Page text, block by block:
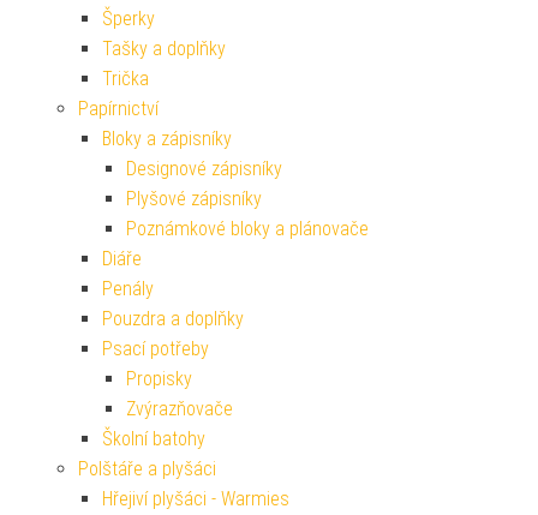
Šperky
Tašky a doplňky
Trička
Papírnictví
Bloky a zápisníky
Designové zápisníky
Plyšové zápisníky
Poznámkové bloky a plánovače
Diáře
Penály
Pouzdra a doplňky
Psací potřeby
Propisky
Zvýrazňovače
Školní batohy
Polštáře a plyšáci
Hřejiví plyšáci - Warmies